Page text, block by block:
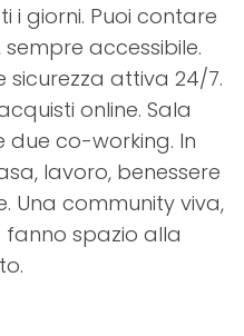
i giorni. Puoi contare
accessibile.
sicurezza attiva 24/7.
online. Sala
due co-working. In
lavoro, benessere
Una community viva,
spazio alla